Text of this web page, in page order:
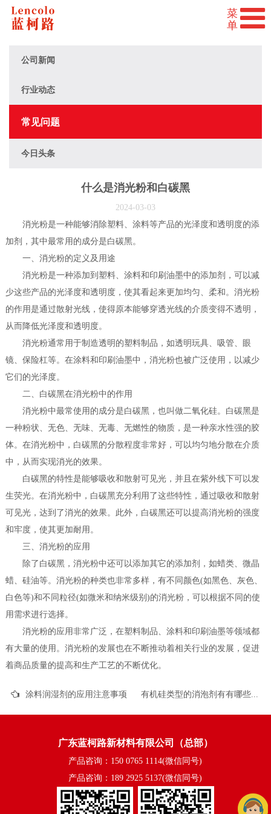
公司新闻
行业动态
常见问题
今日头条
什么是消光粉和白碳黑
2024-03-03
消光粉是一种能够消除塑料、涂料等产品的光泽度和透明度的添
加剂，其中最常用的成分是白碳黑。
一、消光粉的定义及用途
消光粉是一种添加到塑料、涂料和印刷油墨中的添加剂，可以减
少这些产品的光泽度和透明度，使其看起来更加均匀、柔和。消光粉
的作用是通过散射光线，使得原本能够穿透光线的介质变得不透明，
从而降低光泽度和透明度。
消光粉通常用于制造透明的塑料制品，如透明玩具、吸管、眼
镜、保险杠等。在涂料和印刷油墨中，消光粉也被广泛使用，以减少
它们的光泽度。
二、白碳黑在消光粉中的作用
消光粉中最常使用的成分是白碳黑，也叫做二氧化硅。白碳黑是
一种粉状、无色、无味、无毒、无燃性的物质，是一种亲水性强的胶
体。在消光粉中，白碳黑的分散程度非常好，可以均匀地分散在介质
中，从而实现消光的效果。
白碳黑的特性是能够吸收和散射可见光，并且在紫外线下可以发
生荧光。在消光粉中，白碳黑充分利用了这些特性，通过吸收和散射
可见光，达到了消光的效果。此外，白碳黑还可以提高消光粉的强度
和牢度，使其更加耐用。
三、消光粉的应用
除了白碳黑，消光粉中还可以添加其它的添加剂，如蜡类、微晶
蜡、硅油等。消光粉的种类也非常多样，有不同颜色(如黑色、灰色、
白色等)和不同粒径(如微米和纳米级别)的消光粉，可以根据不同的使
用需求进行选择。
消光粉的应用非常广泛，在塑料制品、涂料和印刷油墨等领域都
有大量的使用。消光粉的发展也在不断推动着相关行业的发展，促进
着商品质量的提高和生产工艺的不断优化。
涂料润湿剂的应用注意事项 有机硅类型的消泡剂有有哪些优缺点
广东蓝柯路新材料有限公司（总部）
产品咨询：150 0765 1114(微信同号)
产品咨询：189 2925 5137(微信同号)